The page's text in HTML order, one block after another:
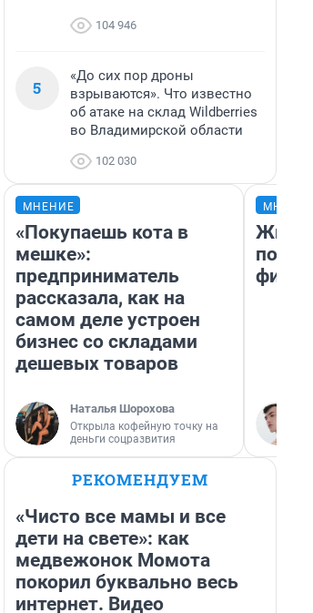
104 946
5
«До сих пор дроны
взрываются». Что известно
об атаке на склад Wildberries
во Владимирской области
102 030
МНЕНИЕ
«Покупаешь кота в
мешке»:
предприниматель
рассказала, как на
самом деле устроен
бизнес со складами
дешевых товаров
Наталья Шорохова
Открыла кофейную точку на
деньги соцразвития
РЕКОМЕНДУЕМ
«Чисто все мамы и все
дети на свете»: как
медвежонок Момота
покорил буквально весь
интернет. Видео